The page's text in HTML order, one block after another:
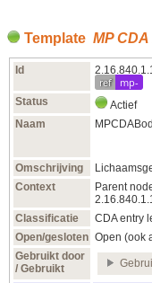
Template MP
Id
ref mp-
Status Actief
Naam
Omschrijving
Context
Parent
Classificatie
CDA entry
Open/gesloten Open (ook
Gebruikt door
/ Gebruikt